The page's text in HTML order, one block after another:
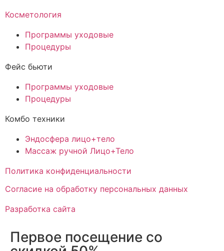
Косметология
Программы уходовые
Процедуры
Фейс бьюти
Программы уходовые
Процедуры
Комбо техники
Эндосфера лицо+тело
Массаж ручной Лицо+Тело
Политика конфиденциальности
Cогласие на обработку персональных данных
Разработка сайта
Первое посещение со